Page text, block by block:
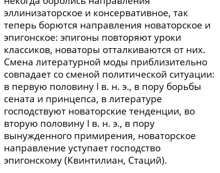
эллинизаторское и консервативное, так
теперь борются направления новаторское и
эпигонское: эпигоны повторяют уроки
классиков, новаторы отталкиваются от них.
Смена литературной моды приблизительно
совпадает со сменой политической ситуации:
в первую половину I в. н. э., в пору борьбы
сената и принцепса, в литературе
господствуют новаторские тенденции, во
вторую половину I в. н. э., в пору
вынужденного примирения, новаторское
направление уступает господство
эпигонскому (Квинтилиан, Стаций).